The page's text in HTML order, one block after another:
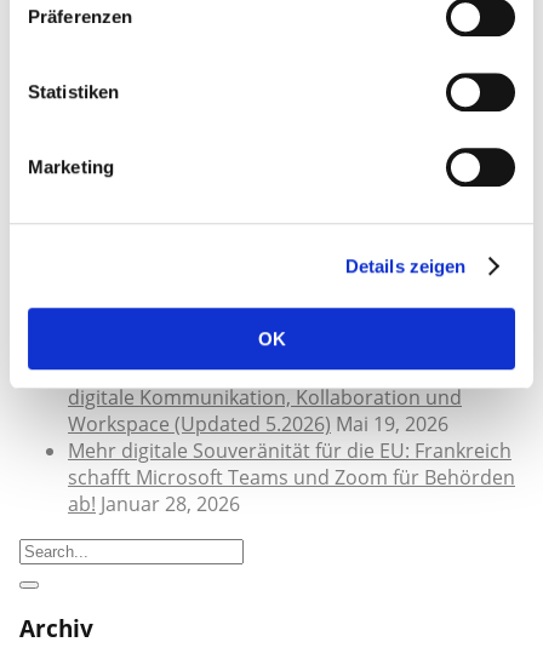
Präferenzen
Statistiken
Marketing
Details zeigen
OK
Previous
Nicht-Ordnungsgemässe Facebook
ago
NextDatenschutz Link-Sammlung 7 Jahren ago
Neue Beiträge
KI & Datenschutz aus der Praxis – DSGVO-
WhatsApp vs. Datenschutz – Stand 2026Mai 19,
DSGVO-Datenschutz-konforme Tools für die
digitale Kommunikation, Kollaboration und
Workspace (Updated 5.2026) Mai 19, 2026
Mehr digitale Souveränität für die EU: Frankreich
schafft Microsoft Teams und Zoom für Behörden
ab! Januar 28, 2026
Archiv